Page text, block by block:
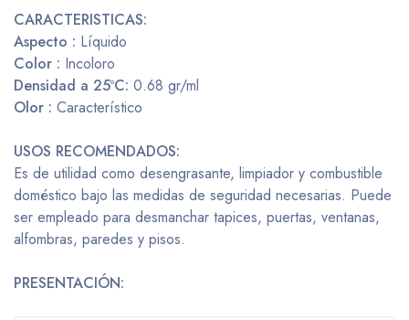
CARACTERISTICAS:
Aspecto : Líquido
Color : Incoloro
Densidad a 25ºC: 0.68 gr/ml
Olor : Característico
USOS RECOMENDADOS:
Es de utilidad como desengrasante, limpiador y combustible
doméstico bajo las medidas de seguridad necesarias. Puede
ser empleado para desmanchar tapices, puertas, ventanas,
alfombras, paredes y pisos.
PRESENTACIÓN: